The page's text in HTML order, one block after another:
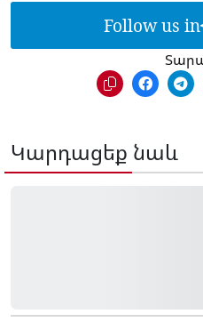
Follow us in
Կարդացեք նաև